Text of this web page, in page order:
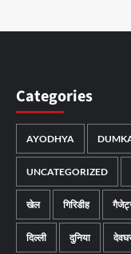
Categories
AYODHYA
UNCATEGORIZED
खेल गिरिडीह
दिल्ली दुनिया